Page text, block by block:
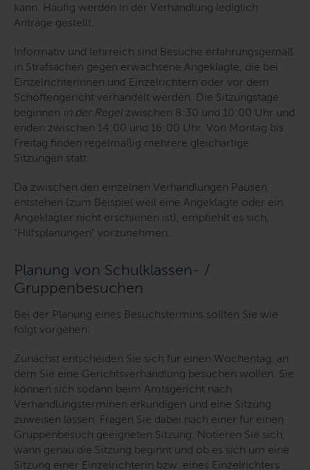
kann. Häufig werden in der Verhandlung lediglich
Anträge gestellt.
Informativ und lehrreich sind Besuche erfahrungsgemäß
in Strafsachen gegen erwachsene Angeklagte, die bei
Einzelrichterinnen und Einzelrichtern oder vor dem
Schöffengericht verhandelt werden. Die Sitzungstage
beginnen in der Regelzwischen 8:30 und 10:00 Uhr und
enden zwischen 14:00 und 16:00 Uhr. Von Montag bis
Freitag finden regelmäßig mehrere gleichartige
Sitzungen statt.
Da zwischen den einzelnen Verhandlungen Pausen
entstehen (zum Beispiel weil eine Angeklagte oder ein
Angeklagter nicht erschienen ist), empfiehlt es sich,
"Hilfsplanungen" vorzunehmen.
Planung von Schulklassen- /
Gruppenbesuchen
Bei der Planung eines Besuchstermins sollten Sie wie
folgt vorgehen:
Zunächst entscheiden Sie sich für einen Wochentag, an
dem Sie eine Gerichtsverhandlung besuchen wollen. Sie
können sich sodann beim Amtsgericht nach
Verhandlungsterminen erkundigen und eine Sitzung
zuweisen lassen. Fragen Sie dabei nach einer für einen
Gruppenbesuch geeigneten Sitzung. Notieren Sie sich,
wann genau die Sitzung beginnt und ob es sich um eine
Sitzung einer Einzelrichterin bzw. eines Einzelrichters